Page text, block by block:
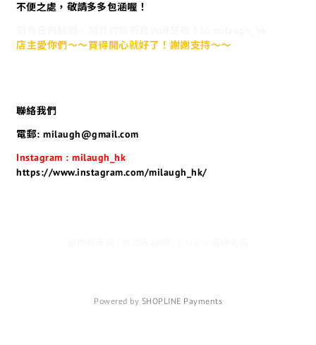
不便之處，敬請多多包涵喔！
店主愛你們～～買得開心就好了！謝謝支持～～
聯絡我們
電郵: milaugh@gmail.com
Instagram : milaugh_hk
https://www.instagram.com/milaugh_hk/
Powered by SHOPLINE Payments